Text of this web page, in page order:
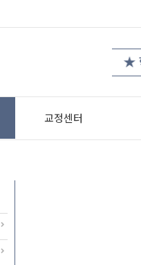
학습플래너 ★
교정센터